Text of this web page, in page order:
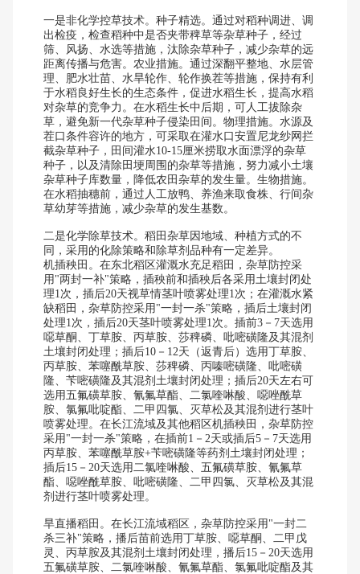
一是非化学控草技术。种子精选。通过对稻种调进、调
出检疫，检查稻种中是否夹带稗草等杂草种子，经过
筛、风扬、水选等措施，汰除杂草种子，减少杂草的远
距离传播与危害。农业措施。通过深翻平整地、水层管
理、肥水壮苗、水旱轮作、轮作换茬等措施，保持有利
于水稻良好生长的生态条件，促进水稻生长，提高水稻
对杂草的竞争力。在水稻生长中后期，可人工拔除杂
草，避免新一代杂草种子侵染田间。物理措施。水源及
茬口条件容许的地方，可采取在灌水口安置尼龙纱网拦
截杂草种子，田间灌水10-15厘米捞取水面漂浮的杂草
种子，以及清除田埂周围的杂草等措施，努力减小土壤
杂草种子库数量，降低农田杂草的发生量。生物措施。
在水稻抽穗前，通过人工放鸭、养渔来取食株、行间杂
草幼芽等措施，减少杂草的发生基数。
二是化学除草技术。稻田杂草因地域、种植方式的不
同，采用的化除策略和除草剂品种有一定差异。
机插秧田。在东北稻区灌溉水充足稻田，杂草防控采
用"两封一补"策略，插秧前和插秧后各采用土壤封闭处
理1次，插后20天视草情茎叶喷雾处理1次；在灌溉水紧
缺稻田，杂草防控采用"一封一杀"策略，插后土壤封闭
处理1次，插后20天茎叶喷雾处理1次。插前3－7天选用
噁草酮、丁草胺、丙草胺、莎稗磷、吡嘧磺隆及其混剂
土壤封闭处理；插后10－12天（返青后）选用丁草胺、
丙草胺、苯噻酰草胺、莎稗磷、丙嗪嘧磺隆、吡嘧磺
隆、苄嘧磺隆及其混剂土壤封闭处理；插后20天左右可
选用五氟磺草胺、氰氟草酯、二氯喹啉酸、噁唑酰草
胺、氯氟吡啶酯、二甲四氯、灭草松及其混剂进行茎叶
喷雾处理。在长江流域及其他稻区机插秧田，杂草防控
采用"一封一杀"策略，在插前1－2天或插后5－7天选用
丙草胺、苯噻酰草胺+苄嘧磺隆等药剂土壤封闭处理；
插后15－20天选用二氯喹啉酸、五氟磺草胺、氰氟草
酯、噁唑酰草胺、吡嘧磺隆、二甲四氯、灭草松及其混
剂进行茎叶喷雾处理。
旱直播稻田。在长江流域稻区，杂草防控采用"一封二
杀三补"策略，播后苗前选用丁草胺、噁草酮、二甲戊
灵、丙草胺及其混剂土壤封闭处理，播后15－20天选用
五氟磺草胺、二氯喹啉酸、氰氟草酯、氯氟吡啶酯及其